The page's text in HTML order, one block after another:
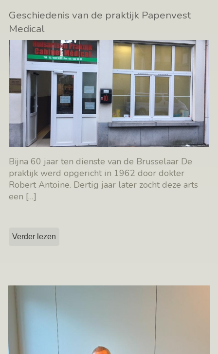
Geschiedenis van de praktijk Papenvest
Medical
Bijna 60 jaar ten dienste van de Brusselaar De
praktijk werd opgericht in 1962 door dokter
Robert Antoine. Dertig jaar later zocht deze arts
een […]
Verder lezen